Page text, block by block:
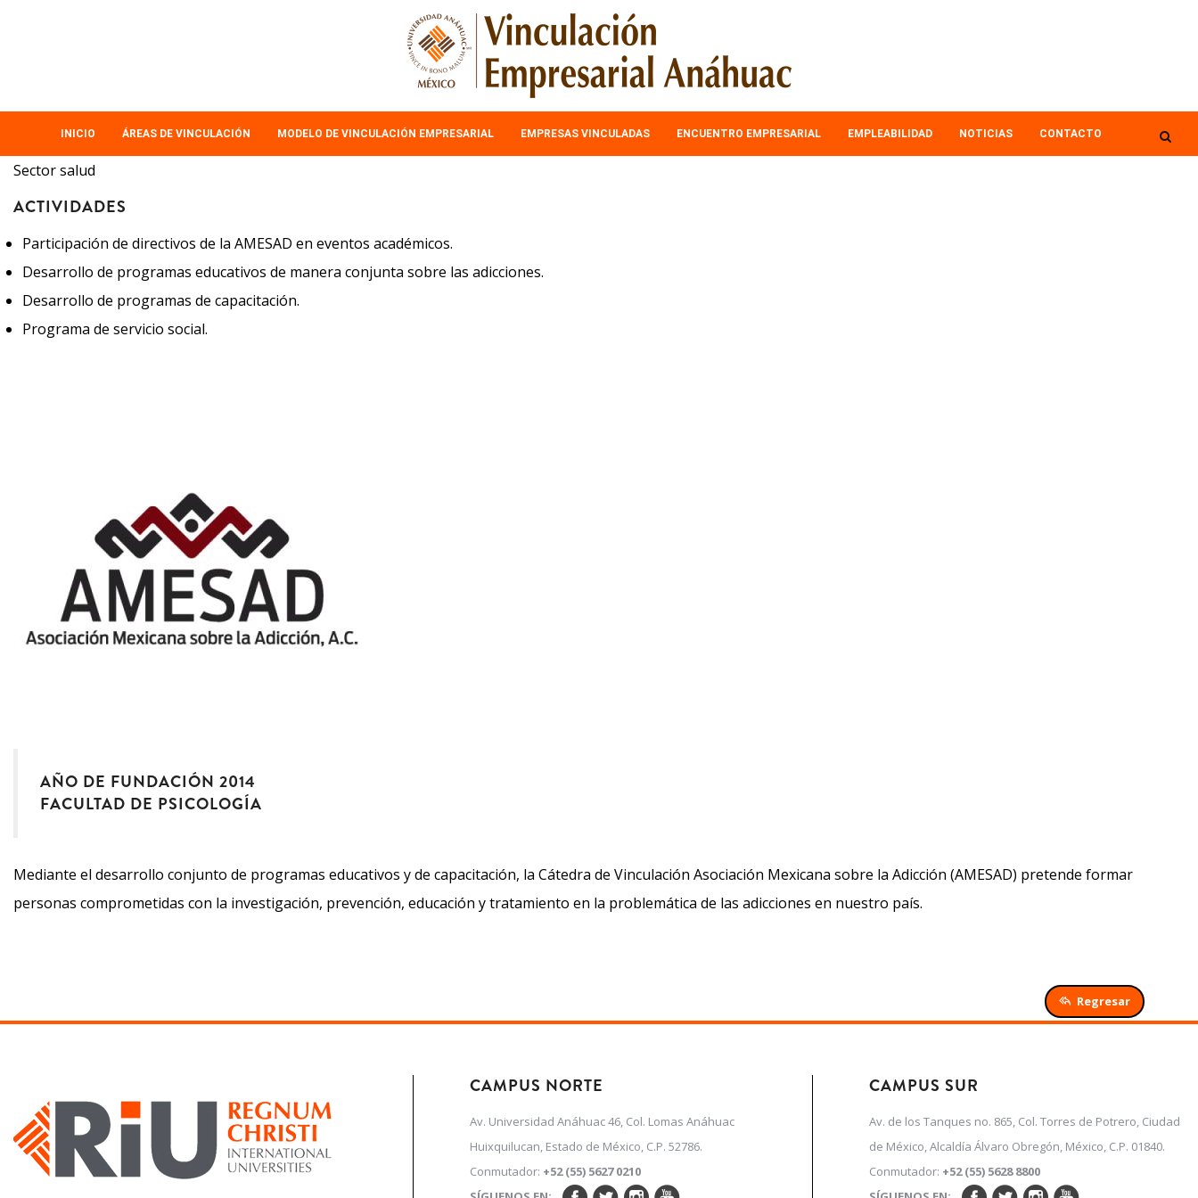
INICIO ÁREAS DE VINCULACIÓN MODELO DE VINCULACIÓN EMPRESARIAL EMPRESAS VINCULADAS ENCUENTRO EMPRESARIAL EMPLEABILIDAD NOTICIAS CONTACTO
Sector salud
ACTIVIDADES
Participación de directivos de la AMESAD en eventos académicos.
Desarrollo de programas educativos de manera conjunta sobre las adicciones.
Desarrollo de programas de capacitación.
Programa de servicio social.
AÑO DE FUNDACIÓN 2014
FACULTAD DE PSICOLOGÍA
Mediante el desarrollo conjunto de programas educativos y de capacitación, la Cátedra de Vinculación Asociación Mexicana sobre la Adicción (AMESAD) pretende formar
personas comprometidas con la investigación, prevención, educación y tratamiento en la problemática de las adicciones en nuestro país.
Regresar
CAMPUS NORTE
Av. Universidad Anáhuac 46, Col. Lomas Anáhuac
Huixquilucan, Estado de México, C.P. 52786.
Conmutador: +52 (55) 5627 0210
CAMPUS SUR
Av. de los Tanques no. 865, Col. Torres de Potrero, Ciudad
de México, Alcaldía Álvaro Obregón, México, C.P. 01840.
Conmutador: +52 (55) 5628 8800